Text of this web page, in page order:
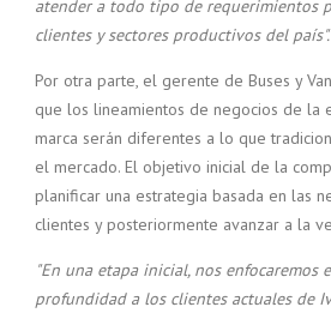
atender a todo tipo de requerimientos
clientes y sectores productivos del país".
Por otra parte, el gerente de Buses y
que los lineamientos de negocios de la
marca serán diferentes a lo que
el mercado. El objetivo inicial de la
planificar una estrategia basada en las
clientes y posteriormente avanzar a la
"En una etapa inicial, nos enfocaremos
profundidad a los clientes actuales de